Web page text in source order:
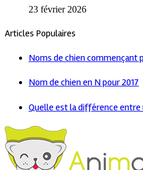
23 février 2026
Articles Populaires
Noms de chien commençant
Nom de chien en N pour 2017
Quelle est la différence entre